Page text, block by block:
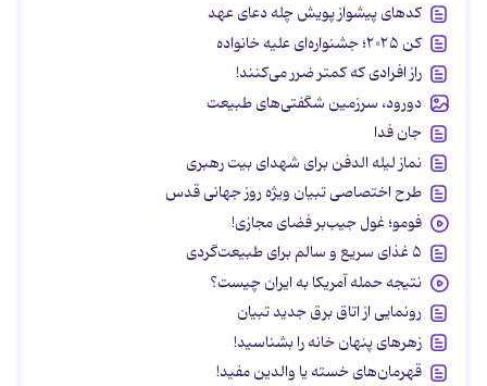
کدهای پیشواز پویش چله دعای عهد
کن ۲۰۲۵؛ جشنواره‌ای علیه خانواده
راز افرادی که کمتر ضرر می‌کنند!
دورود، سرزمین شگفتی‌های طبیعت
جان فدا
نماز لیله الدفن برای شهدای بیت رهبری
طرح اختصاصی تبیان ویژه روز جهانی قدس
فومو؛ غول جیب‌بر فضای مجازی!
۵ غذای سریع و سالم برای طبیعت‌گردی
نتیجه حمله آمریکا به ایران چیست؟
رونمایی از اتاق برق جدید تبیان
زهرهای پنهان خانه را بشناسید!
قهرمان‌های خسته یا والدین مفید!